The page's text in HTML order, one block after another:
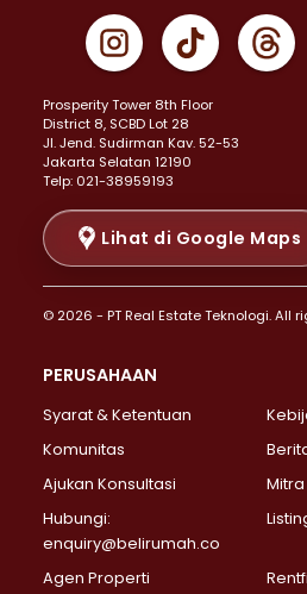
Properti Dijual di Gambir >
Properti Dijual di Johar Baru >
Properti Dijual di Menteng >
Properti Dijual di Senen >
Properti Dijual di Tanah Abang >
Properti Dijual di Cikini >
Properti Dijual di Kramat >
Properti Dijual di Pasar Baru >
Properti Dijual di Bendungan Hilir >
Properti Dijual di Jakarta
Properti Dijual di Lebak Bulus >
Properti Dijual di Gandaria
Properti Dijual di Pondok Labu >
Properti Dijual di Lenteng Agung >
Properti Dijual di Senayan >
Properti Dijual di Pondok Pinang >
Prosperity Tower 8th Floor
District 8, SCBD Lot 28
JI. Jend. Sudirman Kav. 52-53
Jakarta Selatan 12190
Telp: 021-38959193
Lihat di Google Maps
© 2026 - PT Real Estate Teknologi. All
PERUSAHAAN
Syarat & Ketentuan
Komunitas
Ajukan Konsultasi
Hubungi:
enquiry@belirumah.co
Agen Properti